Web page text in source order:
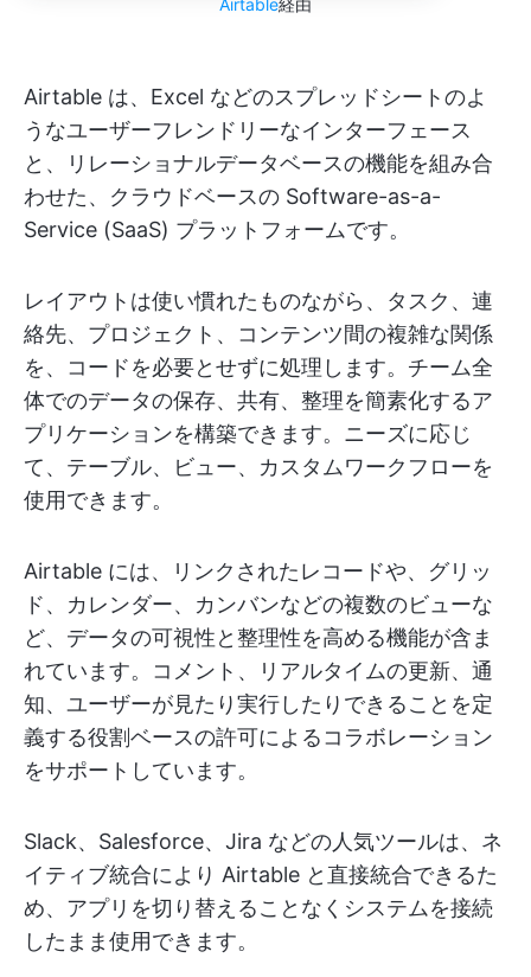
Airtable経由
Airtable は、Excel などのスプレッドシートのよ
うなユーザーフレンドリーなインターフェース
と、リレーショナルデータベースの機能を組み合
わせた、クラウドベースの Software-as-a-
Service (SaaS) プラットフォームです。
レイアウトは使い慣れたものながら、タスク、連
絡先、プロジェクト、コンテンツ間の複雑な関係
を、コードを必要とせずに処理します。チーム全
体でのデータの保存、共有、整理を簡素化するア
プリケーションを構築できます。ニーズに応じ
て、テーブル、ビュー、カスタムワークフローを
使用できます。
Airtable には、リンクされたレコードや、グリッ
ド、カレンダー、カンバンなどの複数のビューな
ど、データの可視性と整理性を高める機能が含ま
れています。コメント、リアルタイムの更新、通
知、ユーザーが見たり実行したりできることを定
義する役割ベースの許可によるコラボレーション
をサポートしています。
Slack、Salesforce、Jira などの人気ツールは、ネ
イティブ統合により Airtable と直接統合できるた
め、アプリを切り替えることなくシステムを接続
したまま使用できます。